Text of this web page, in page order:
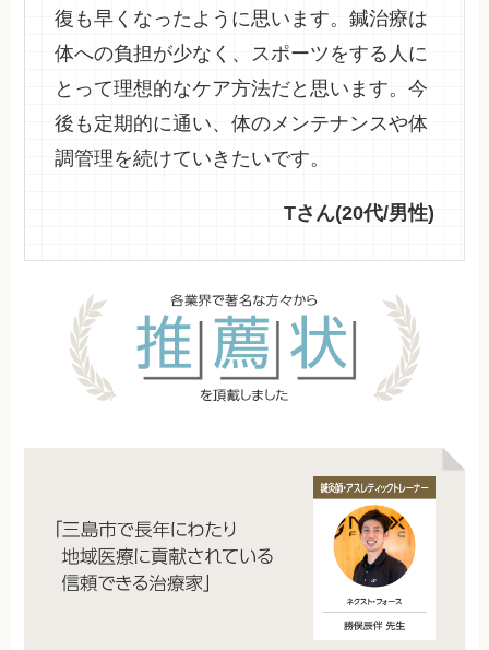
復も早くなったように思います。鍼治療は
体への負担が少なく、スポーツをする人に
とって理想的なケア方法だと思います。今
後も定期的に通い、体のメンテナンスや体
調管理を続けていきたいです。
Tさん(20代/男性)